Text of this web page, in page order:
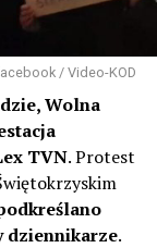
/ Video-KOD
Wolna
TVN. Protest
dziennikarze.